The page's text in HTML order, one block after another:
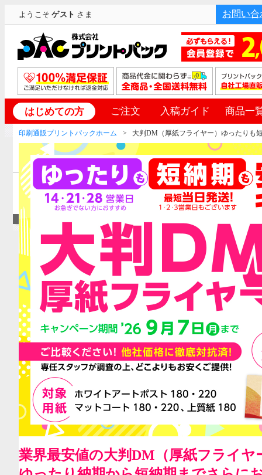
ようこそゲスト さま お問い合
はじめての方 ご注文 入稿ガイド 商品一
印刷通販プリントパックホーム 大判DM（厚紙フライヤー）ゆったりも
業界最安値の大判DM（厚紙フライヤ